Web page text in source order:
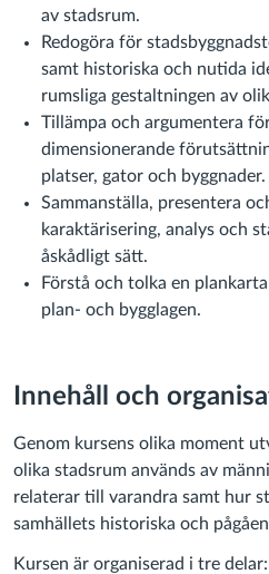
av stadsrum.
Redogöra för
samt historiska och nutida
rumsliga gestaltningen av
Tillämpa och argumentera
dimensionerande
platser, gator och byggnader.
Sammanställa, presentera
karaktärisering, analys och
åskådligt sätt.
Förstå och tolka en
plan- och bygglagen.
Innehåll och
Genom kursens olika moment
olika stadsrum används av
relaterar till varandra samt hur
samhällets historiska och
Kursen är organiserad i tre